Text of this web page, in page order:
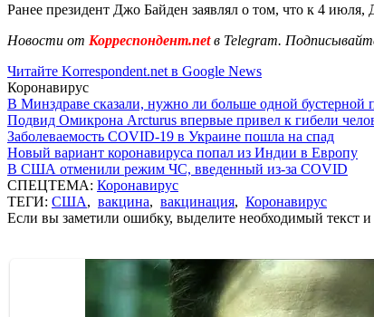
Ранее президент Джо Байден заявлял о том, что к 4
Новости от Корреспондент.netв Telegram.
Читайте Korrespondent.net в Google News
Коронавирус
В Минздраве сказали, нужно ли больше одной
Подвид Омикрона Arcturus впервые привел к гибели
Заболеваемость COVID-19 в Украине пошла на спад
Новый вариант коронавируса попал из Индии в Европу
В США отменили режим ЧС, введенный из-за COVID
СПЕЦТЕМА: Коронавирус
ТЕГИ: США, вакцина, вакцинация, Коронавирус
Если вы заметили ошибку, выделите необходимый текст